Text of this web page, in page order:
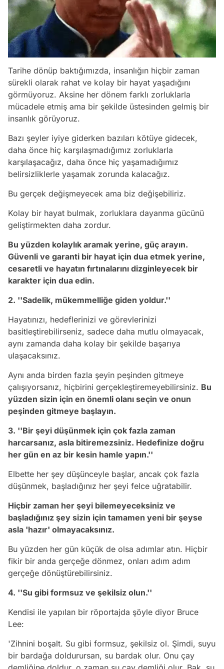
Tarihe dönüp baktığımızda, insanlığın hiçbir zaman
sürekli olarak rahat ve kolay bir hayat yaşadığını
görmüyoruz. Aksine her dönem farklı zorluklarla
mücadele etmiş ama bir şekilde üstesinden gelmiş bir
insanlık görüyoruz.
Bazı şeyler iyiye giderken bazıları kötüye gidecek,
daha önce hiç karşılaşmadığımız zorluklarla
karşılaşacağız, daha önce hiç yaşamadığımız
belirsizliklerle yaşamak zorunda kalacağız.
Bu gerçek değişmeyecek ama biz değişebiliriz.
Kolay bir hayat bulmak, zorluklara dayanma gücünü
geliştirmekten daha zordur.
Bu yüzden kolaylık aramak yerine, güç arayın.
Güvenli ve garanti bir hayat için dua etmek yerine,
cesaretli ve hayatın fırtınalarını dizginleyecek bir
karakter için dua edin.
2. ''Sadelik, mükemmelliğe giden yoldur.''
Hayatınızı, hedeflerinizi ve görevlerinizi
basitleştirebilirseniz, sadece daha mutlu olmayacak,
aynı zamanda daha kolay bir şekilde başarıya
ulaşacaksınız.
Aynı anda birden fazla şeyin peşinden gitmeye
çalışıyorsanız, hiçbirini gerçekleştiremeyebilirsiniz. Bu
yüzden sizin için en önemli olanı seçin ve onun
peşinden gitmeye başlayın.
3. ''Bir şeyi düşünmek için çok fazla zaman
harcarsanız, asla bitiremezsiniz. Hedefinize doğru
her gün en az bir kesin hamle yapın.''
Elbette her şey düşünceyle başlar, ancak çok fazla
düşünmek, başladığınız her şeyi felce uğratabilir.
Hiçbir zaman her şeyi bilemeyeceksiniz ve
başladığınız şey sizin için tamamen yeni bir şeyse
asla 'hazır' olmayacaksınız.
Bu yüzden her gün küçük de olsa adımlar atın. Hiçbir
fikir bir anda gerçeğe dönmez, onları adım adım
gerçeğe dönüştürebilirsiniz.
4. ''Su gibi formsuz ve şekilsiz olun.''
Kendisi ile yapılan bir röportajda şöyle diyor Bruce
Lee:
'Zihnini boşalt. Su gibi formsuz, şekilsiz ol. Şimdi, suyu
bir bardağa doldurursan, su bardak olur. Onu çay